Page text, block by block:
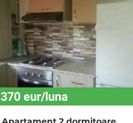
370 eur/luna